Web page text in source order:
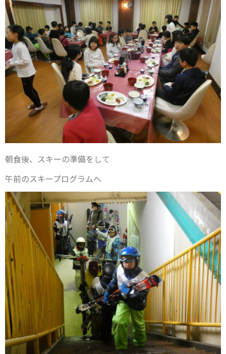
朝食後、スキーの準備をして
午前のスキープログラムへ